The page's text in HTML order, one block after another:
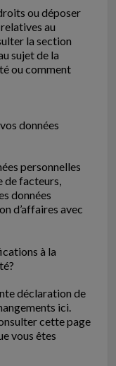
ou déposer
au
la section
sujet de la
ou comment
données
personnelles
de facteurs,
données
d’affaires avec
à la
déclaration de
ici.
cette page
vous êtes